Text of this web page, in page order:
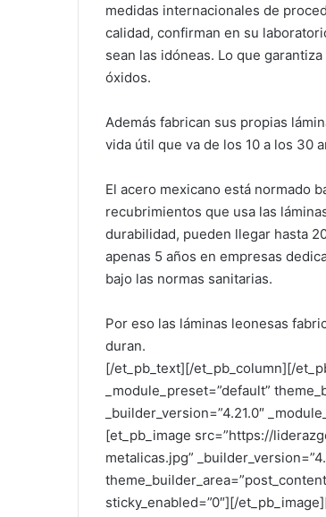
medidas internacionales de
calidad, confirman en su
sean las idóneas. Lo que
óxidos.
Además fabrican sus propias
vida útil que va de los 10 a los 30
El acero mexicano está normado
recubrimientos que usa las
durabilidad, pueden llegar hasta
apenas 5 años en empresas
bajo las normas sanitarias.
Por eso las láminas leonesas
duran.
[/et_pb_text][/et_pb_column][/
_module_preset=”default”
_builder_version=”4.21.0″
[et_pb_image src=”https://
metalicas.jpg”
sticky_enabled=”0″][/